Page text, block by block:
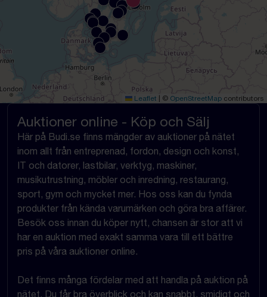
Leaflet © OpenStreetMap contributors
Auktioner online - Köp och Sälj
Här på Budi.se finns mängder av auktioner på nätet
inom allt från entreprenad, fordon, design och konst,
IT och datorer, lastbilar, verktyg, maskiner,
musikutrustning, möbler och inredning, restaurang,
sport, gym och mycket mer. Hos oss kan du fynda
produkter från kända varumärken och göra bra affärer.
Besök oss innan du köper nytt, chansen är stor att vi
har en auktion med exakt samma vara till ett bättre
pris på våra auktioner online.
Det finns många fördelar med att handla på auktion på
nätet. Du får bra överblick och kan snabbt, smidigt och